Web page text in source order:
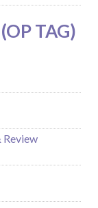
TAG)
Review